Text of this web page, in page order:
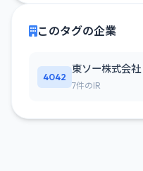
このタグの企業
4042
東ソー株式会社
7件のIR